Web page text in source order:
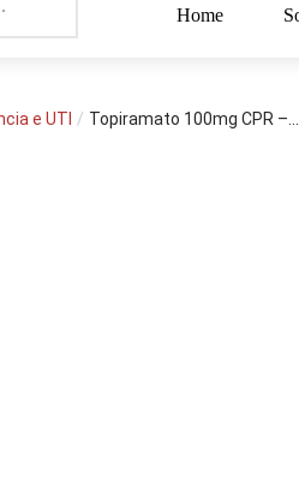
Home
e UTI / Topiramato 100mg CPR –...